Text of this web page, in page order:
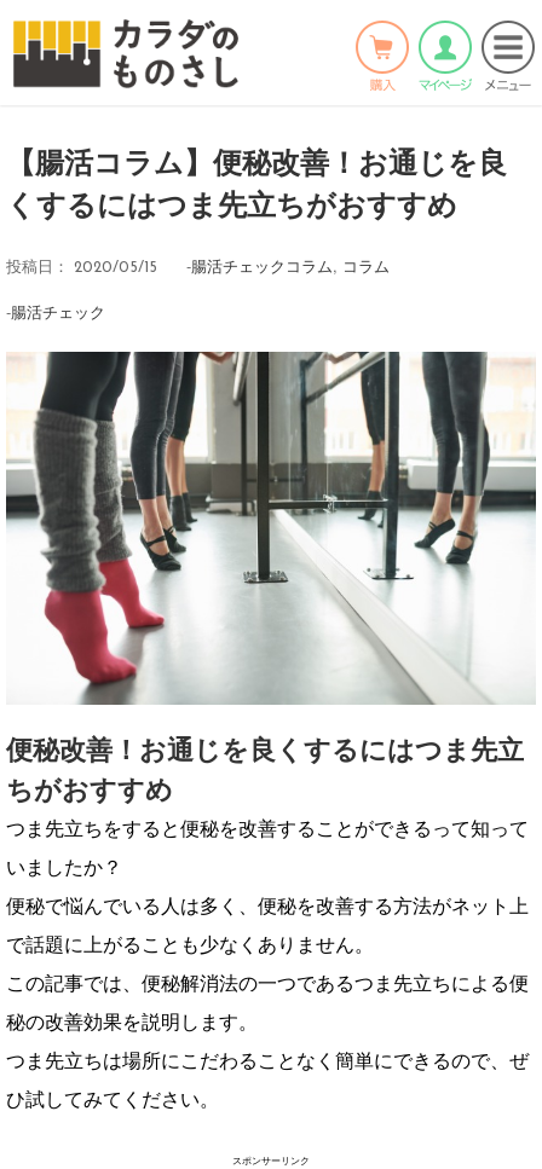
ホーム > コラム > 腸活チェックコラム >
Twitter LINE
【腸活コラム】便秘改善！お通じを良
くするにはつま先立ちがおすすめ
投稿日： 2020/05/15 -腸活チェックコラム, コラム
-腸活チェック
便秘改善！お通じを良くするにはつま先立
ちがおすすめ
つま先立ちをすると便秘を改善することができるって知って
いましたか？
便秘で悩んでいる人は多く、便秘を改善する方法がネット上
で話題に上がることも少なくありません。
この記事では、便秘解消法の一つであるつま先立ちによる便
秘の改善効果を説明します。
つま先立ちは場所にこだわることなく簡単にできるので、ぜ
ひ試してみてください。
スポンサーリンク